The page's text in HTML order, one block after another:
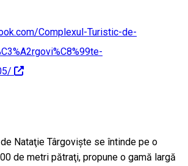
Complexul-Turistic-de-
Nataţie Târgovişte se întinde pe o
de metri pătraţi, propune o gamă largă